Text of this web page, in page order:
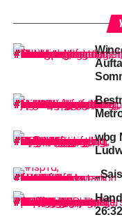
eines großen Fan-
ARENA präsentiert.
wbg
26:32